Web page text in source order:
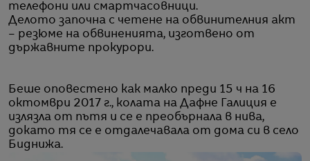
телефони или смартчасовници.
Делото започна с четене на обвинителния акт
– резюме на обвиненията, изготвено от
държавните прокурори.
Беше оповестено как малко преди 15 ч на 16
октомври 2017 г., колата на Дафне Галиция е
излязла от пътя и се е преобърнала в нива,
докато тя се е отдалечавала от дома си в село
Биднижа.